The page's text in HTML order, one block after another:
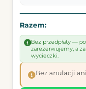
Razem:
Bez przedpłaty —
zarezerwujemy, a
wycieczki.
Bez anulacji